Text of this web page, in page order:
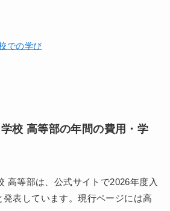
での学び
校 高等部の年間の費用・学
高等部は、公式サイトで2026年度入
表しています。現行ページには高